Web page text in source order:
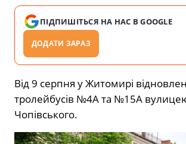
ПІДПИШІТЬСЯ НА НАС В GOOGLE
ДОДАТИ ЗАРАЗ
Від 9 серпня у Житомирі
тролейбусів №4А та №15А
Чопівського.